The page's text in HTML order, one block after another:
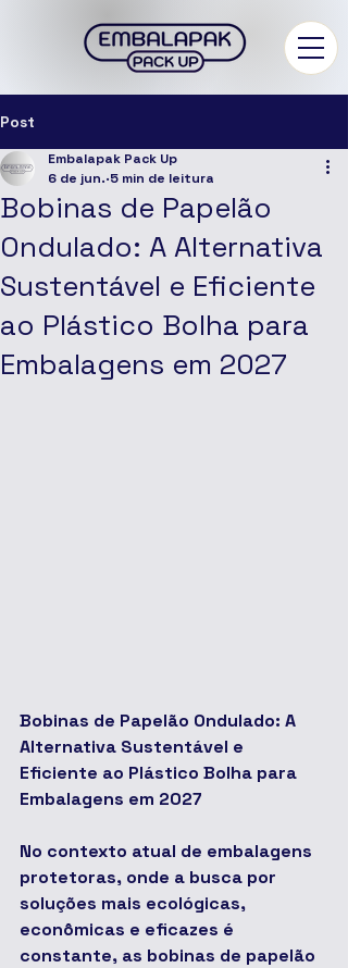
Post
Bobinas de Papelão
Ondulado: A Alternativa
Sustentável e Eficiente
ao Plástico Bolha para
Embalagens em 2027
Embalapak Pack Up
6 de jun. 5 min de leitura
Bobinas de Papelão Ondulado: A
Alternativa Sustentável e
Eficiente ao Plástico Bolha para
Embalagens em 2027
No contexto atual de embalagens
protetoras, onde a busca por
soluções mais ecológicas,
econômicas e eficazes é
constante, as bobinas de papelão